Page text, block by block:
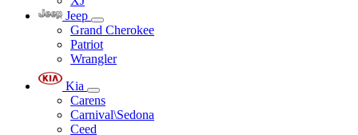
Jeep
Grand Cherokee
Patriot
Wrangler
Kia
Carens
Carnival\Sedona
Ceed